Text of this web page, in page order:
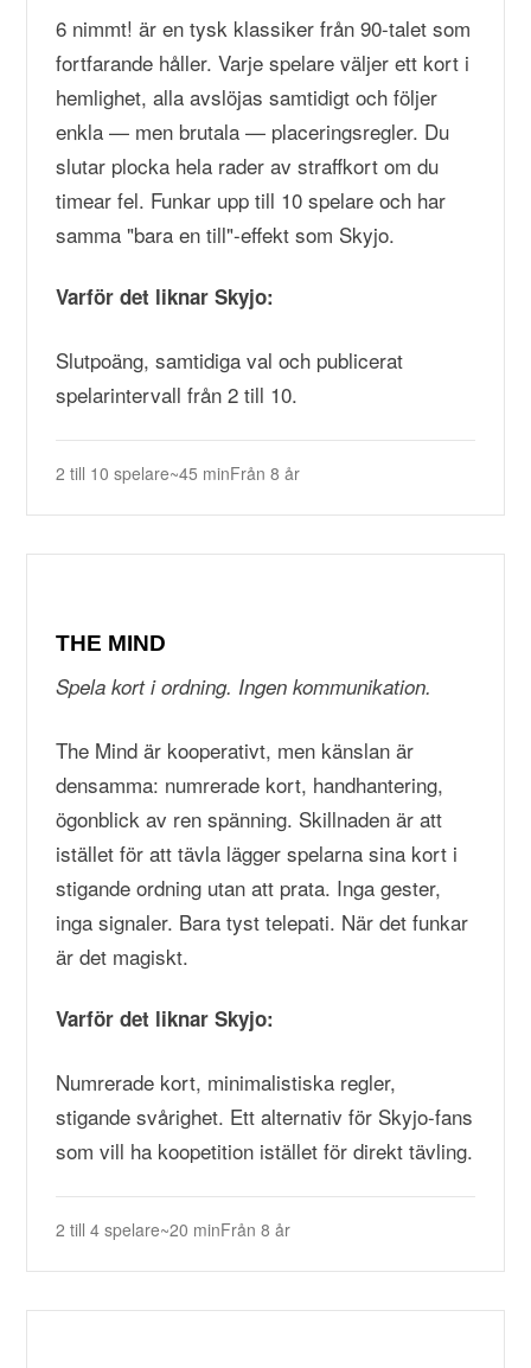
6 nimmt! är en tysk klassiker från 90-talet som
fortfarande håller. Varje spelare väljer ett kort i
hemlighet, alla avslöjas samtidigt och följer
enkla — men brutala — placeringsregler. Du
slutar plocka hela rader av straffkort om du
timear fel. Funkar upp till 10 spelare och har
samma "bara en till"-effekt som Skyjo.
Varför det liknar Skyjo:
Slutpoäng, samtidiga val och publicerat
spelarintervall från 2 till 10.
2 till 10 spelare~45 minFrån 8 år
THE MIND
Spela kort i ordning. Ingen kommunikation.
The Mind är kooperativt, men känslan är
densamma: numrerade kort, handhantering,
ögonblick av ren spänning. Skillnaden är att
istället för att tävla lägger spelarna sina kort i
stigande ordning utan att prata. Inga gester,
inga signaler. Bara tyst telepati. När det funkar
är det magiskt.
Varför det liknar Skyjo:
Numrerade kort, minimalistiska regler,
stigande svårighet. Ett alternativ för Skyjo-fans
som vill ha koopetition istället för direkt tävling.
2 till 4 spelare~20 minFrån 8 år